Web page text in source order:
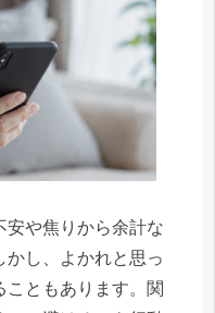
安や焦りから余計な
し、よかれと思っ
こともあります。関